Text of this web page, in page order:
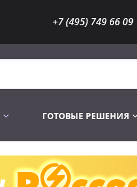
+7 (495) 749 66 09
ГОТОВЫЕ РЕШЕНИЯ